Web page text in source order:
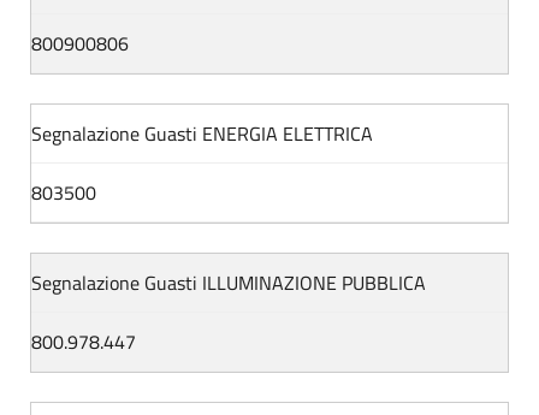
800900806
Segnalazione Guasti ENERGIA ELETTRICA
803500
Segnalazione Guasti ILLUMINAZIONE PUBBLICA
800.978.447